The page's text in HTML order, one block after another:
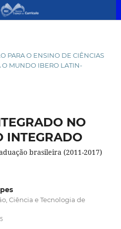
PARA O ENSINO DE CIÊNCIAS
O MUNDO IBERO LATIN-
NO
INTEGRADO
brasileira (2011-2017)
Ciência e Tecnologia de